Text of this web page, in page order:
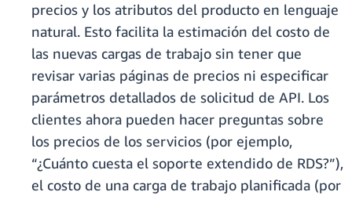
precios y los atributos del producto en lenguaje
natural. Esto facilita la estimación del costo de
las nuevas cargas de trabajo sin tener que
revisar varias páginas de precios ni especificar
parámetros detallados de solicitud de API. Los
clientes ahora pueden hacer preguntas sobre
los precios de los servicios (por ejemplo,
“¿Cuánto cuesta el soporte extendido de RDS?”),
el costo de una carga de trabajo planificada (por